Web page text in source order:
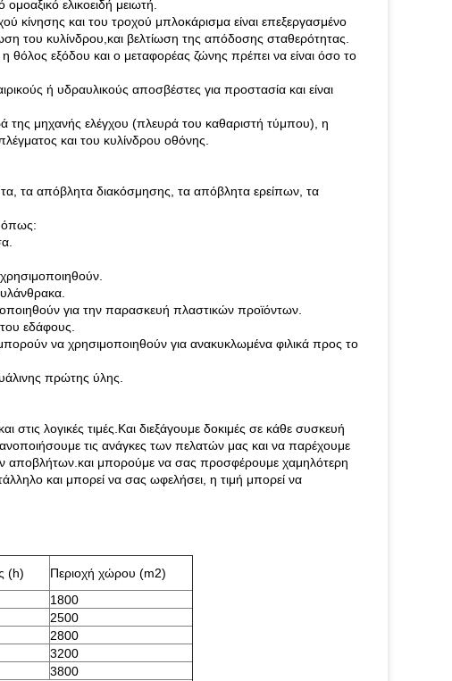
ελικοειδή μειωτή.
και του τροχού μπλοκάρισμα είναι επεξεργασμένο
του κυλίνδρου,και βελτίωση της απόδοσης σταθερότητας.
θόλος εξόδου και ο μεταφορέας ζώνης πρέπει να είναι όσο το
ή υδραυλικούς αποσβέστες για προστασία και είναι
της μηχανής ελέγχου (πλευρά του καθαριστή τύμπου), η
και του κυλίνδρου οθόνης.
τα απόβλητα διακόσμησης, τα απόβλητα ερείπων, τα
όπως:
για την παρασκευή πλαστικών προϊόντων.
εδάφους.
να χρησιμοποιηθούν για ανακυκλωμένα φιλικά προς το
πρώτης ύλης.
στις λογικές τιμές.Και διεξάγουμε δοκιμές σε κάθε συσκευή
τις ανάγκες των πελατών μας και να παρέχουμε
αποβλήτων.και μπορούμε να σας προσφέρουμε χαμηλότερη
και μπορεί να σας ωφελήσει, η τιμή μπορεί να
(h)
Περιοχή χώρου (m2)
1800
2500
2800
3200
3800